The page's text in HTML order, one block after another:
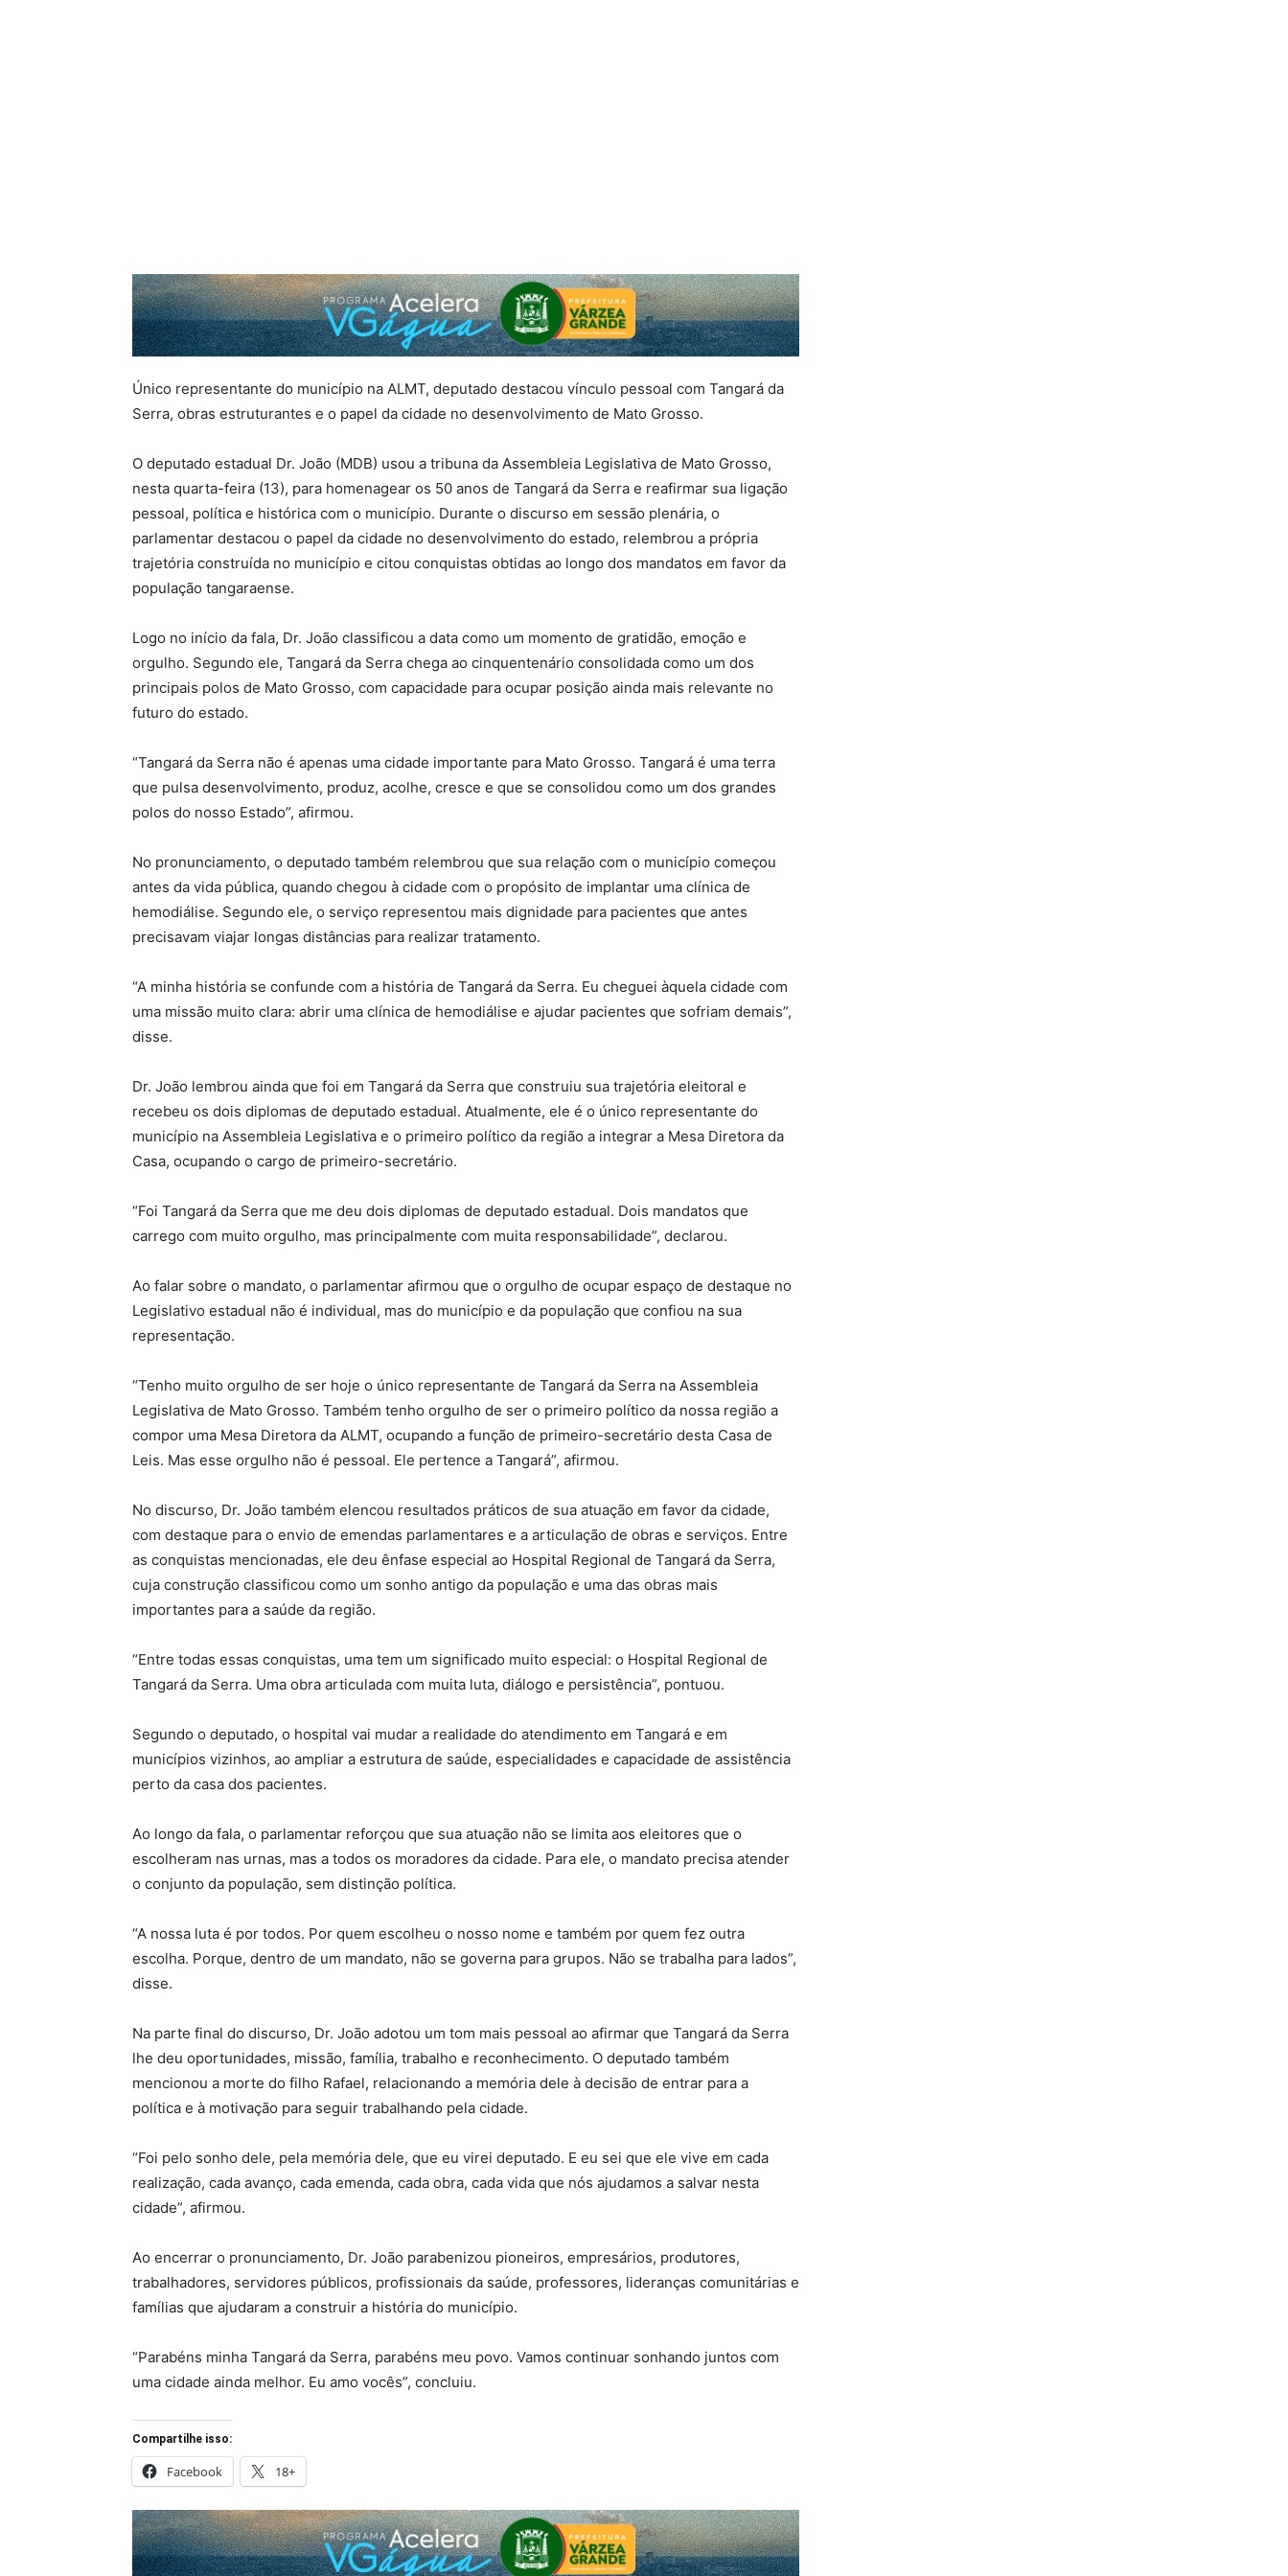
Único representante do município na ALMT, deputado destacou vínculo pessoal com Tangará da
Serra, obras estruturantes e o papel da cidade no desenvolvimento de Mato Grosso.
O deputado estadual Dr. João (MDB) usou a tribuna da Assembleia Legislativa de Mato Grosso,
nesta quarta-feira (13), para homenagear os 50 anos de Tangará da Serra e reafirmar sua ligação
pessoal, política e histórica com o município. Durante o discurso em sessão plenária, o
parlamentar destacou o papel da cidade no desenvolvimento do estado, relembrou a própria
trajetória construída no município e citou conquistas obtidas ao longo dos mandatos em favor da
população tangaraense.
Logo no início da fala, Dr. João classificou a data como um momento de gratidão, emoção e
orgulho. Segundo ele, Tangará da Serra chega ao cinquentenário consolidada como um dos
principais polos de Mato Grosso, com capacidade para ocupar posição ainda mais relevante no
futuro do estado.
“Tangará da Serra não é apenas uma cidade importante para Mato Grosso. Tangará é uma terra
que pulsa desenvolvimento, produz, acolhe, cresce e que se consolidou como um dos grandes
polos do nosso Estado”, afirmou.
No pronunciamento, o deputado também relembrou que sua relação com o município começou
antes da vida pública, quando chegou à cidade com o propósito de implantar uma clínica de
hemodiálise. Segundo ele, o serviço representou mais dignidade para pacientes que antes
precisavam viajar longas distâncias para realizar tratamento.
“A minha história se confunde com a história de Tangará da Serra. Eu cheguei àquela cidade com
uma missão muito clara: abrir uma clínica de hemodiálise e ajudar pacientes que sofriam demais”,
disse.
Dr. João lembrou ainda que foi em Tangará da Serra que construiu sua trajetória eleitoral e
recebeu os dois diplomas de deputado estadual. Atualmente, ele é o único representante do
município na Assembleia Legislativa e o primeiro político da região a integrar a Mesa Diretora da
Casa, ocupando o cargo de primeiro-secretário.
“Foi Tangará da Serra que me deu dois diplomas de deputado estadual. Dois mandatos que
carrego com muito orgulho, mas principalmente com muita responsabilidade”, declarou.
Ao falar sobre o mandato, o parlamentar afirmou que o orgulho de ocupar espaço de destaque no
Legislativo estadual não é individual, mas do município e da população que confiou na sua
representação.
“Tenho muito orgulho de ser hoje o único representante de Tangará da Serra na Assembleia
Legislativa de Mato Grosso. Também tenho orgulho de ser o primeiro político da nossa região a
compor uma Mesa Diretora da ALMT, ocupando a função de primeiro-secretário desta Casa de
Leis. Mas esse orgulho não é pessoal. Ele pertence a Tangará”, afirmou.
No discurso, Dr. João também elencou resultados práticos de sua atuação em favor da cidade,
com destaque para o envio de emendas parlamentares e a articulação de obras e serviços. Entre
as conquistas mencionadas, ele deu ênfase especial ao Hospital Regional de Tangará da Serra,
cuja construção classificou como um sonho antigo da população e uma das obras mais
importantes para a saúde da região.
“Entre todas essas conquistas, uma tem um significado muito especial: o Hospital Regional de
Tangará da Serra. Uma obra articulada com muita luta, diálogo e persistência”, pontuou.
Segundo o deputado, o hospital vai mudar a realidade do atendimento em Tangará e em
municípios vizinhos, ao ampliar a estrutura de saúde, especialidades e capacidade de assistência
perto da casa dos pacientes.
Ao longo da fala, o parlamentar reforçou que sua atuação não se limita aos eleitores que o
escolheram nas urnas, mas a todos os moradores da cidade. Para ele, o mandato precisa atender
o conjunto da população, sem distinção política.
“A nossa luta é por todos. Por quem escolheu o nosso nome e também por quem fez outra
escolha. Porque, dentro de um mandato, não se governa para grupos. Não se trabalha para lados”,
disse.
Na parte final do discurso, Dr. João adotou um tom mais pessoal ao afirmar que Tangará da Serra
lhe deu oportunidades, missão, família, trabalho e reconhecimento. O deputado também
mencionou a morte do filho Rafael, relacionando a memória dele à decisão de entrar para a
política e à motivação para seguir trabalhando pela cidade.
“Foi pelo sonho dele, pela memória dele, que eu virei deputado. E eu sei que ele vive em cada
realização, cada avanço, cada emenda, cada obra, cada vida que nós ajudamos a salvar nesta
cidade”, afirmou.
Ao encerrar o pronunciamento, Dr. João parabenizou pioneiros, empresários, produtores,
trabalhadores, servidores públicos, profissionais da saúde, professores, lideranças comunitárias e
famílias que ajudaram a construir a história do município.
“Parabéns minha Tangará da Serra, parabéns meu povo. Vamos continuar sonhando juntos com
uma cidade ainda melhor. Eu amo vocês”, concluiu.
Compartilhe isso:
Facebook 18+